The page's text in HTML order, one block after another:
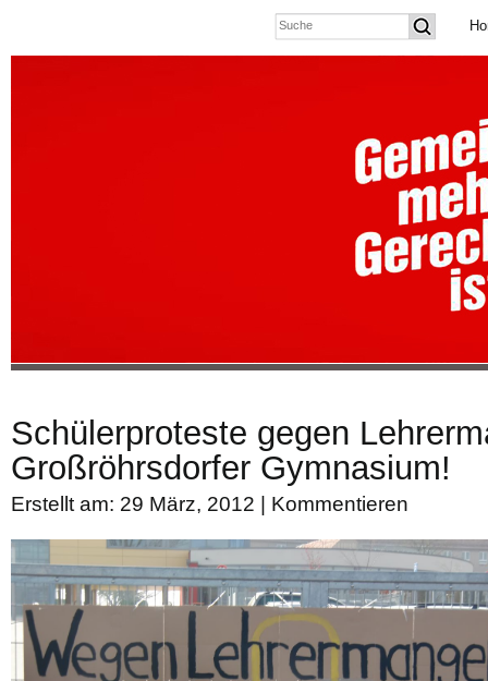
Schülerproteste gegen
Großröhrsdorfer Gymnasium!
Erstellt am: 29 März, 2012 | Kommentieren